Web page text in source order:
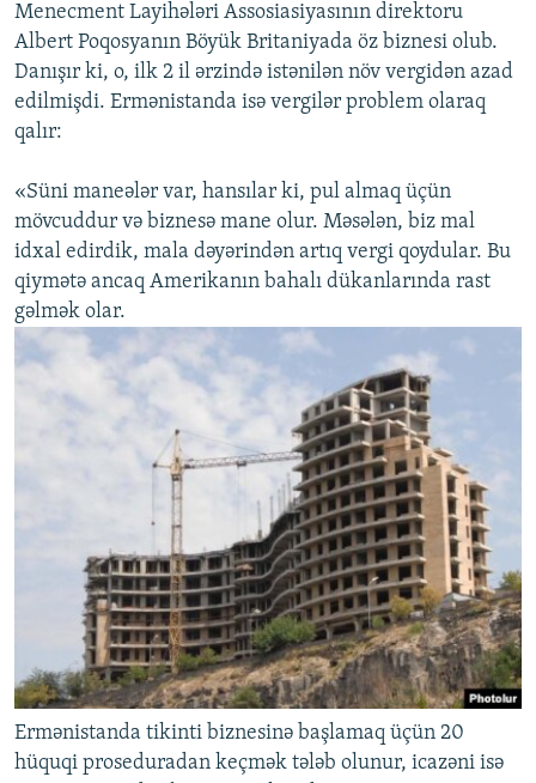
Menecment Layihələri Assosiasiyasının direktoru
Albert Poqosyanın Böyük Britaniyada öz biznesi olub.
Danışır ki, o, ilk 2 il ərzində istənilən növ vergidən azad
edilmişdi. Ermənistanda isə vergilər problem olaraq
qalır:
«Süni maneələr var, hansılar ki, pul almaq üçün
mövcuddur və biznesə mane olur. Məsələn, biz mal
idxal edirdik, mala dəyərindən artıq vergi qoydular. Bu
qiymətə ancaq Amerikanın bahalı dükanlarında rast
gəlmək olar.
Ermənistanda tikinti biznesinə başlamaq üçün 20
hüquqi proseduradan keçmək tələb olunur, icazəni isə